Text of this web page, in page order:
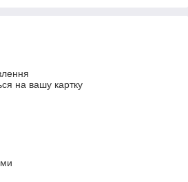
на вашу картку